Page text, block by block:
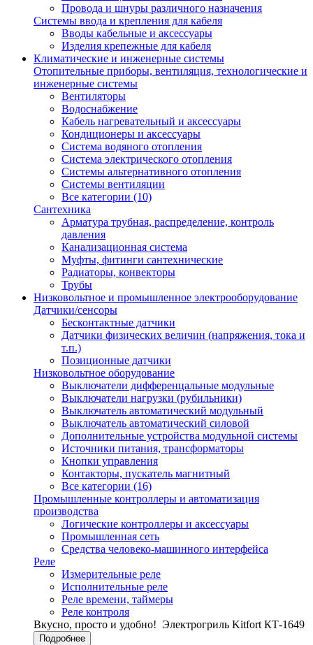
Провода и шнуры различного назначения
Системы ввода и крепления для кабеля
Вводы кабельные и аксессуары
Изделия крепежные для кабеля
Климатические и инженерные системы
Отопительные приборы, вентиляция, технологические и
инженерные системы
Вентиляторы
Водоснабжение
Кабель нагревательный и аксессуары
Кондиционеры и аксессуары
Система водяного отопления
Система электрического отопления
Системы альтернативного отопления
Системы вентиляции
Все категории (10)
Сантехника
Арматура трубная, распределение, контроль
давления
Канализационная система
Муфты, фитинги сантехнические
Радиаторы, конвекторы
Трубы
Низковольтное и промышленное электрооборудование
Датчики/сенсоры
Бесконтактные датчики
Датчики физических величин (напряжения, тока и
т.п.)
Позиционные датчики
Низковольтное оборудование
Выключатели дифференцальные модульные
Выключатели нагрузки (рубильники)
Выключатель автоматический модульный
Выключатель автоматический силовой
Дополнительные устройства модульной системы
Источники питания, трансформаторы
Кнопки управления
Контакторы, пускатель магнитный
Все категории (16)
Промышленные контроллеры и автоматизация
производства
Логические контроллеры и аксессуары
Промышленная сеть
Средства человеко-машинного интерфейса
Реле
Измерительные реле
Исполнительные реле
Реле времени, таймеры
Реле контроля
Вкусно, просто и удобно! Электрогриль Kitfort КТ-1649
Подробнее